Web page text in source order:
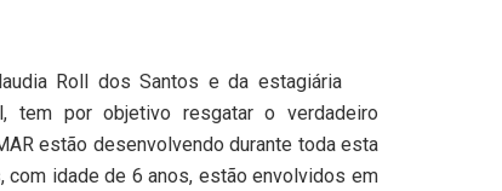
Roll dos Santos e da estagiária
tem por objetivo resgatar o verdadeiro
estão desenvolvendo durante toda esta
com idade de 6 anos, estão envolvidos em